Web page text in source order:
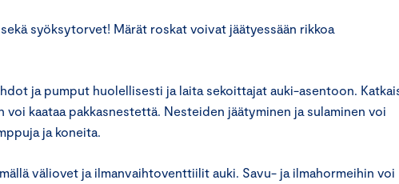
syöksytorvet! Märät roskat voivat jäätyessään rikkoa
ja pumput huolellisesti ja laita sekoittajat auki-asentoon.
kaataa pakkasnestettä. Nesteiden jäätyminen ja sulaminen voi
ja koneita.
väliovet ja ilmanvaihtoventtiilit auki. Savu- ja ilmahormeihin voi